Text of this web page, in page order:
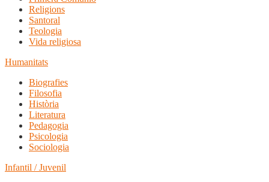
Religions
Santoral
Teologia
Vida religiosa
Humanitats
Biografies
Filosofia
Història
Literatura
Pedagogia
Psicologia
Sociologia
Infantil / Juvenil